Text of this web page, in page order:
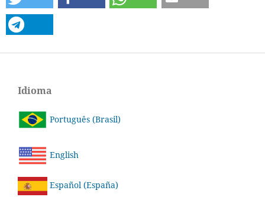
Idioma
Português (Brasil)
English
Español (España)